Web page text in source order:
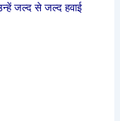
जल्द से जल्द हवाई